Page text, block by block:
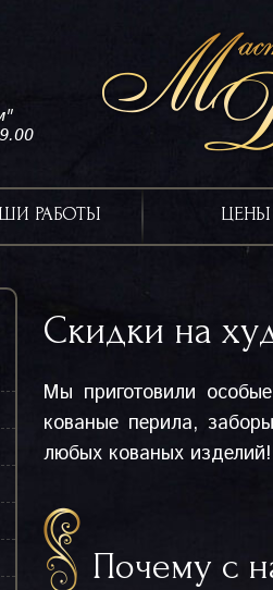
РАБОТЫ ЦЕНЫ
Скидки на
Мы приготовили
кованые перила,
любых кованых изделий!
Почему с